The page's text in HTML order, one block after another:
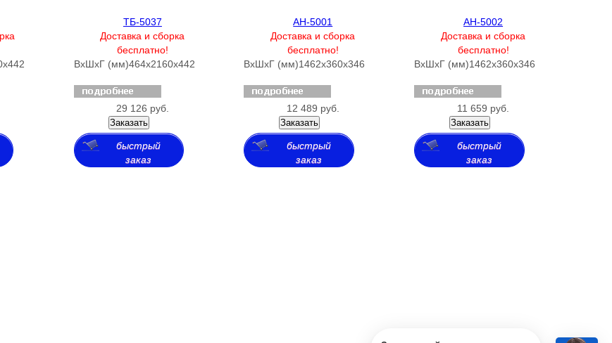
ТБ-5037
Доставка и сборка
бесплатно!
ВхШхГ (мм)464х2160х442
29 126 руб.
Заказать
быстрый
заказ
АН-5001
Доставка и сборка
бесплатно!
ВхШхГ (мм)1462х360х346
12 489 руб.
Заказать
быстрый
заказ
АН-5002
Доставка и сборка
бесплатно!
ВхШхГ (мм)1462х360х346
11 659 руб.
Заказать
быстрый
заказ